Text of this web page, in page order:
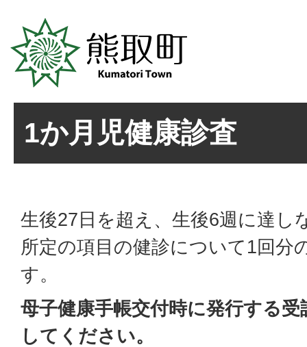
1か月児健康診査
生後27日を超え、生後6週に達し
所定の項目の健診について1回分
す。
母子健康手帳交付時に発行する
してください。